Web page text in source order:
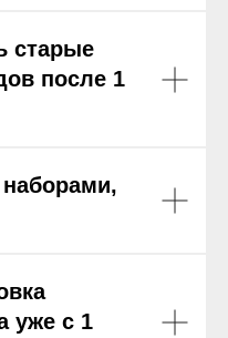
старые
после 1
уже с 1